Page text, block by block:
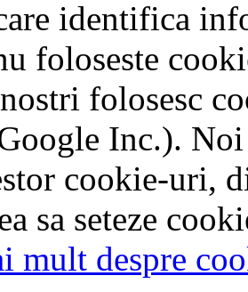
identifica
foloseste
folosesc
Inc.).
cookie-uri,
sa seteze
mult despre